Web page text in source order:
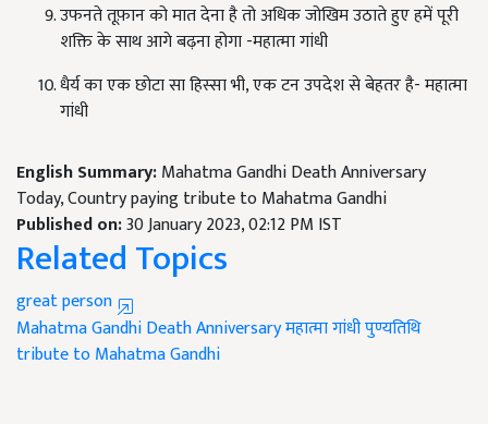
उफनते तूफ़ान को मात देना है तो अधिक जोखिम उठाते हुए हमें पूरी
शक्ति के साथ आगे बढ़ना होगा -महात्मा गांधी
धैर्य का एक छोटा सा हिस्सा भी, एक टन उपदेश से बेहतर है- महात्मा
गांधी
English Summary:Mahatma Gandhi Death Anniversary
Today, Country paying tribute to Mahatma Gandhi
Published on:30 January 2023, 02:12 PM IST
Related Topics
great person
Mahatma Gandhi Death Anniversaryमहात्मा गांधी पुण्यतिथि
tribute to Mahatma Gandhi